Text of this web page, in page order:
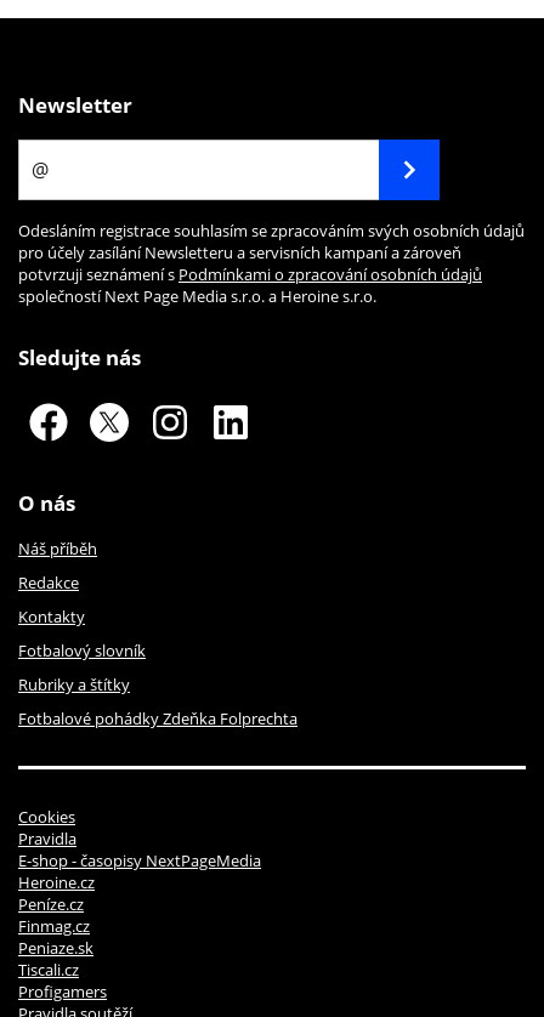
Newsletter
Odesláním registrace souhlasím se zpracováním svých osobních údajů
pro účely zasílání Newsletteru a servisních kampaní a zároveň
potvrzuji seznámení s Podmínkami o zpracování osobních údajů
společností Next Page Media s.r.o. a Heroine s.r.o.
Sledujte nás
O nás
Náš příběh
Redakce
Kontakty
Fotbalový slovník
Rubriky a štítky
Fotbalové pohádky Zdeňka Folprechta
Cookies
Pravidla
E-shop - časopisy NextPageMedia
Heroine.cz
Peníze.cz
Finmag.cz
Peniaze.sk
Tiscali.cz
Profigamers